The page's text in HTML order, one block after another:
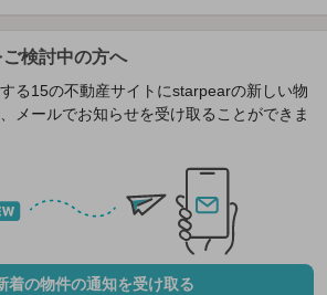
検討中の方へ
る15の不動産サイトにstarpearの新しい物
メールでお知らせを受け取ることができま
着の物件の通知を受け取る